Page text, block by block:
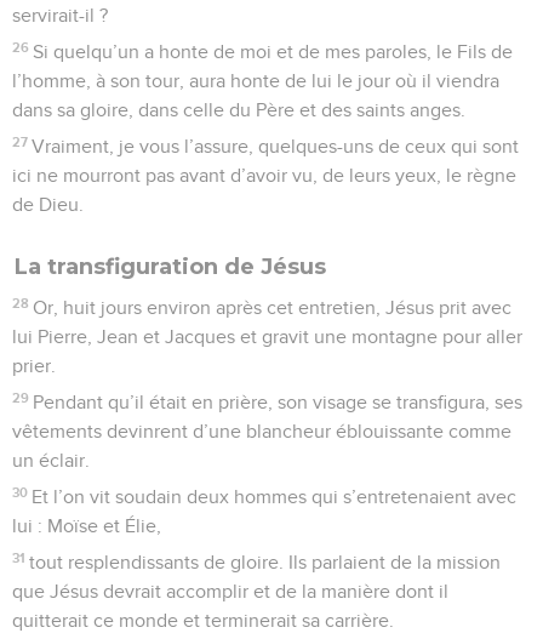
servirait-il ?
26 Si quelqu’un a honte de moi et de mes paroles, le Fils de
l’homme, à son tour, aura honte de lui le jour où il viendra
dans sa gloire, dans celle du Père et des saints anges.
27 Vraiment, je vous l’assure, quelques-uns de ceux qui sont
ici ne mourront pas avant d’avoir vu, de leurs yeux, le règne
de Dieu.
La transfiguration de Jésus
28 Or, huit jours environ après cet entretien, Jésus prit avec
lui Pierre, Jean et Jacques et gravit une montagne pour aller
prier.
29 Pendant qu’il était en prière, son visage se transfigura, ses
vêtements devinrent d’une blancheur éblouissante comme
un éclair.
30 Et l’on vit soudain deux hommes qui s’entretenaient avec
lui : Moïse et Élie,
31 tout resplendissants de gloire. Ils parlaient de la mission
que Jésus devrait accomplir et de la manière dont il
quitterait ce monde et terminerait sa carrière.